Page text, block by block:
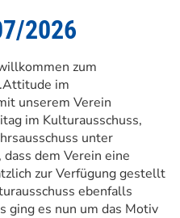
2026
zum
im
unserem Verein
im Kulturausschuss,
unter
dem Verein eine
zur Verfügung gestellt
ebenfalls
ging es nun um das Motiv